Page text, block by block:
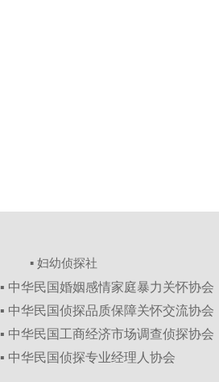
▪ 妇幼侦探社
▪ 中华民国婚姻感情家庭暴力关怀协会
▪ 中华民国侦探品质保障关怀交流协会
▪ 中华民国工商经济市场调查侦探协会
▪ 中华民国侦探专业经理人协会